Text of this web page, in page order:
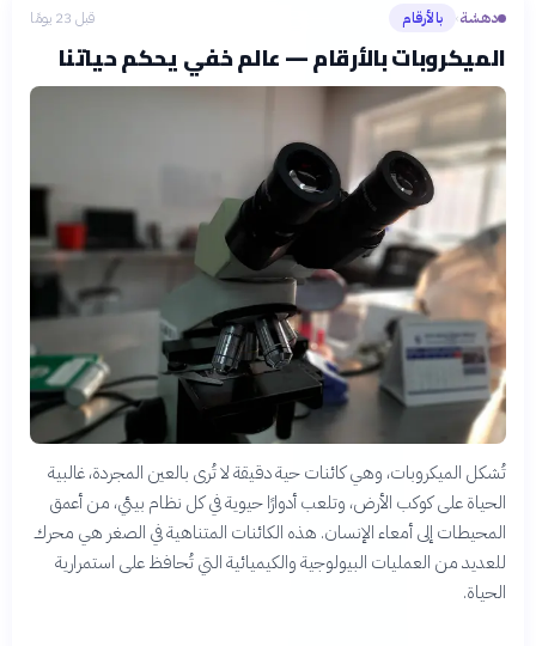
دهشة› بالأرقام قبل 23 يومًا
الميكروبات بالأرقام — عالم خفي يحكم حياتنا
تُشكل الميكروبات، وهي كائنات حية دقيقة لا تُرى بالعين المجردة، غالبية
الحياة على كوكب الأرض، وتلعب أدوارًا حيوية في كل نظام بيئي، من أعمق
المحيطات إلى أمعاء الإنسان. هذه الكائنات المتناهية في الصغر هي محرك
للعديد من العمليات البيولوجية والكيميائية التي تُحافظ على استمرارية
الحياة.